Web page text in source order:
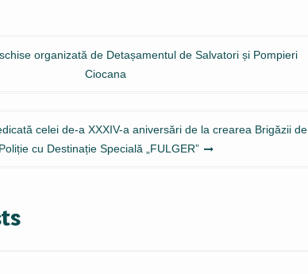
organizată de Detașamentul de Salvatori și Pompieri
Ciocana
celei de-a XXXIV-a aniversări de la crearea Brigăzii de
Poliție cu Destinație Specială „FULGER”